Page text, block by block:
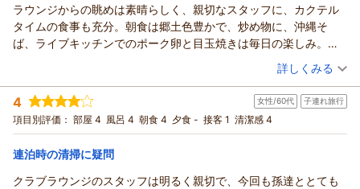
ラウンジからの眺めは素晴らしく、親切なスタッフに、カクテル
タイムの食事も充分。朝食は郷土色豊かで、炒め物に、沖縄そ
ば、ライブキッチンでのポーク卵と目玉焼きは毎日の楽しみ。特
に印象深いのは、焼きたてのクロワッサンに、日替わりの牛汁と
幾つか残念な点をあげれば、スタッフのスキルの差が激しすぎる
こと。さすがノボテルと感じるホテルパーソンもいれば、クリー
ニングの相談をしたら、
くする為なのか、皿回収がせわしなく、落ち着いて食事ができな
いことも。。
（投稿日：2026/06/05）
宿泊時期： 2026年05月宿泊 (家族旅行)
投稿者： たいちょ。さん
宿泊プラン： 【じゃらんスペシャルウィーク】＜早期割＞さらにポイント
10％付！天空のラウンジで過ごす大人旅。
ツイン 朝のみ
宿泊価格帯： 9,001～10,000円(大人一人あたり/税込)
詳しくみる
4 女性/60代 子連れ旅行
項目別評価： 部屋 4 風呂 4 朝食 4 夕食 - 接客 1 清潔感 4
連泊時の清掃に疑問
クラブラウンジのスタッフは明るく親切で、今回も孫達ととても